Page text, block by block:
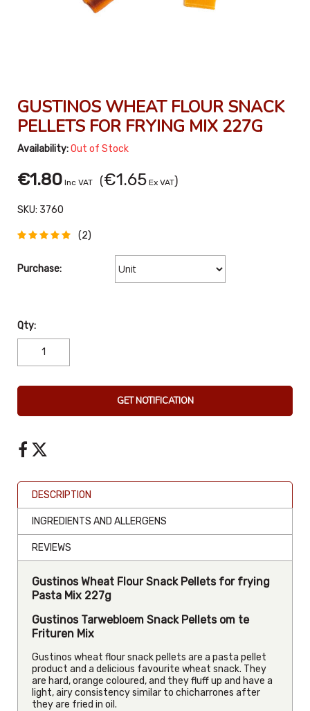
GUSTINOS WHEAT FLOUR SNACK
PELLETS FOR FRYING MIX 227G
Availability:Out of Stock
€1.80 Inc VAT (€1.65 Ex VAT)
SKU: 3760
(2)
Purchase:
Qty:
GET NOTIFICATION
DESCRIPTION
INGREDIENTS AND ALLERGENS
REVIEWS
Gustinos Wheat Flour Snack Pellets for frying
Pasta Mix 227g
Gustinos Tarwebloem Snack Pellets om te
Frituren Mix
Gustinos wheat flour snack pellets are a pasta pellet
product and a delicious favourite wheat snack. They
are hard, orange coloured, and they fluff up and have a
light, airy consistency similar to chicharrones after
they are fried in oil.